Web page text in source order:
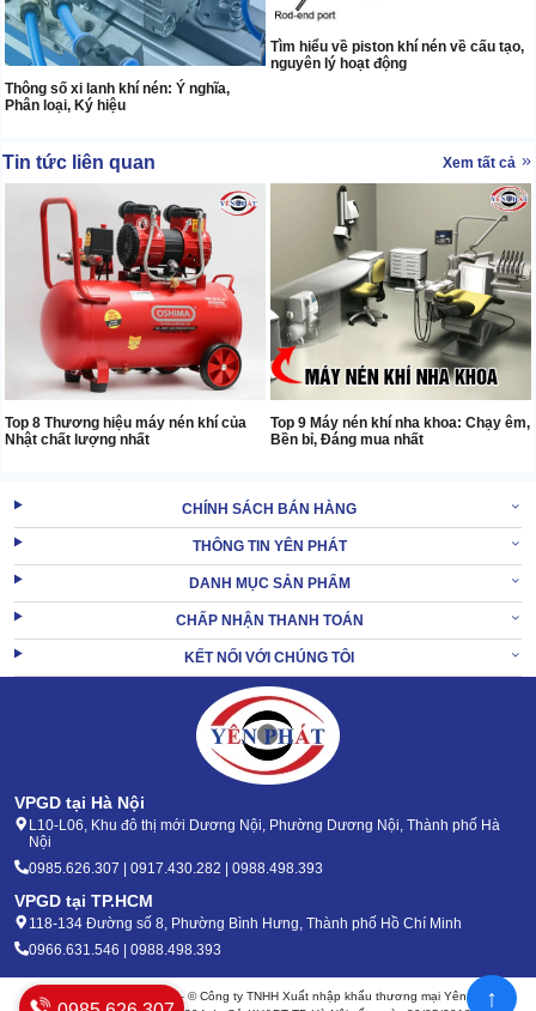
Thông số xi lanh khí nén: Ý nghĩa,
Phân loại, Ký hiệu
Tìm hiểu về piston khí nén về cấu tạo,
nguyên lý hoạt động
Tin tức liên quan Xem tất cả
Top 8 Thương hiệu máy nén khí của
Nhật chất lượng nhất
Top 9 Máy nén khí nha khoa: Chạy êm,
Bền bỉ, Đáng mua nhất
CHÍNH SÁCH BÁN HÀNG
THÔNG TIN YÊN PHÁT
DANH MỤC SẢN PHẨM
CHẤP NHẬN THANH TOÁN
KẾT NỐI VỚI CHÚNG TÔI
VPGD tại Hà Nội
L10-L06, Khu đô thị mới Dương Nội, Phường Dương Nội, Thành phố Hà
Nội
0985.626.307 | 0917.430.282 | 0988.498.393
VPGD tại TP.HCM
118-134 Đường số 8, Phường Bình Hưng, Thành phố Hồ Chí Minh
0966.631.546 | 0988.498.393
Bản quyền 2020 - 2026 – © Công ty TNHH Xuất nhập khẩu thương mại Yên Phát
↑